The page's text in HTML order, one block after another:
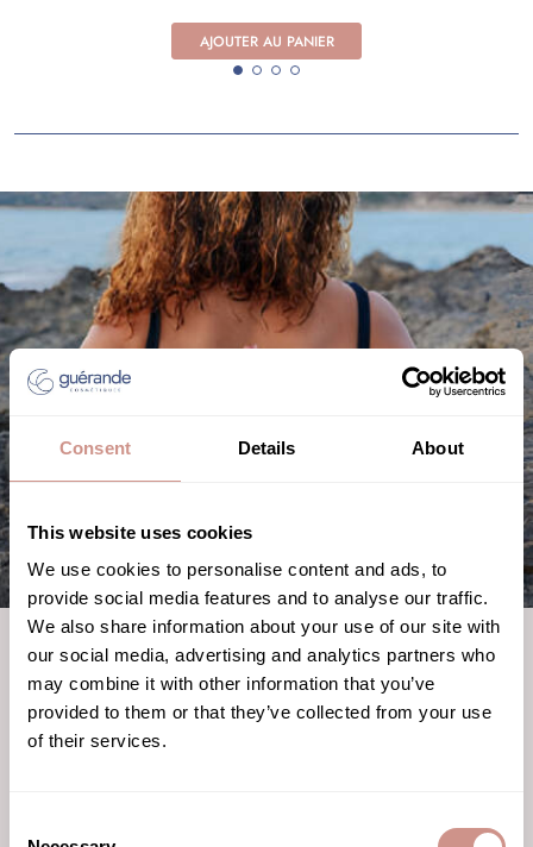
Consent Details About
This website uses cookies
We use cookies to personalise content and ads, to
provide social media features and to analyse our traffic.
We also share information about your use of our site with
our social media, advertising and analytics partners who
may combine it with other information that you’ve
provided to them or that they’ve collected from your use
of their services.
AJOUTER AU PANIER
La philosophie des
soins